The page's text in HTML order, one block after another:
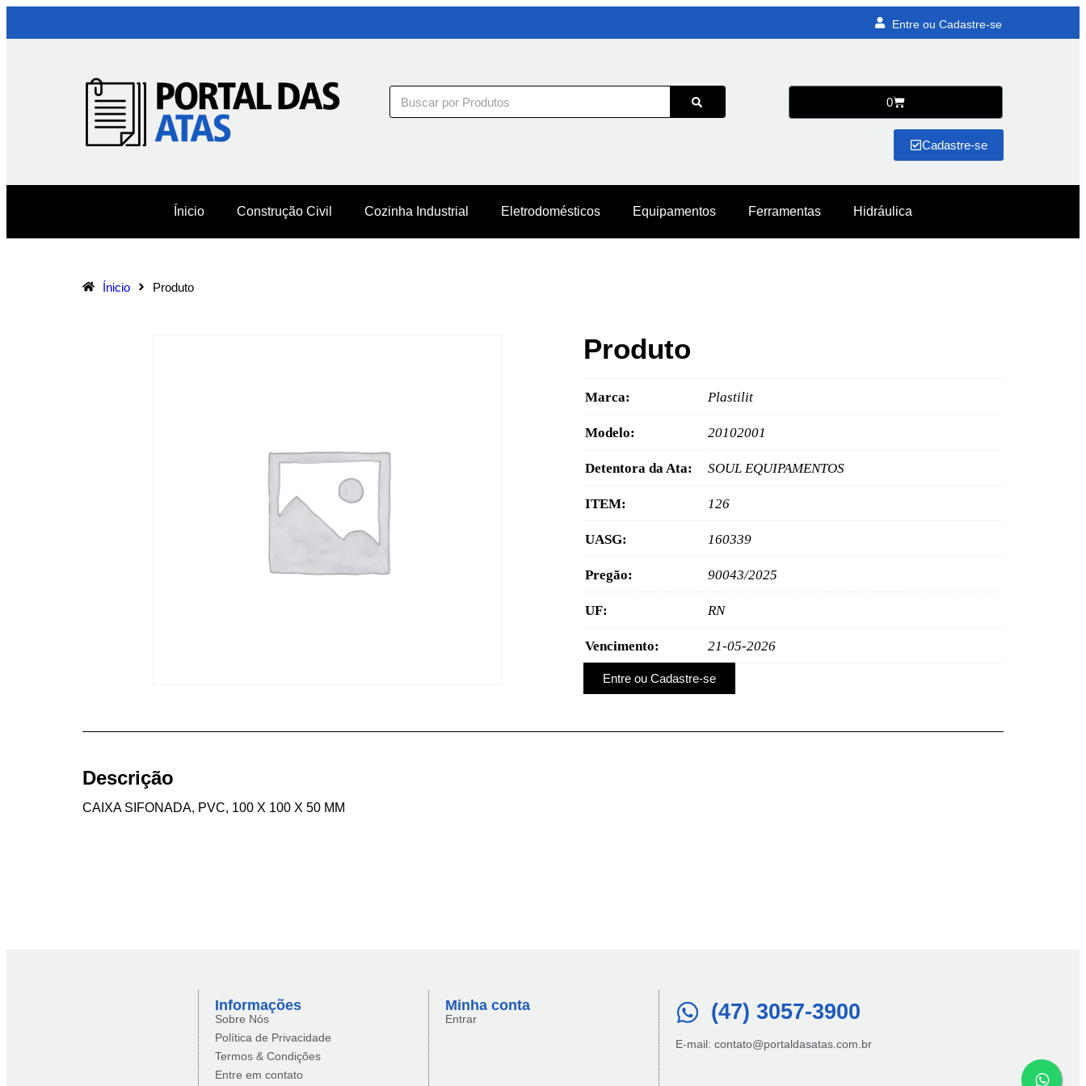
Entre ou Cadastre-se
0
Cadastre-se
Ínicio Construção Civil Cozinha Industrial Eletrodomésticos Equipamentos Ferramentas Hidráulica
Ínicio Produto
Produto
Marca: Plastilit
Modelo: 20102001
Detentora da Ata: SOUL EQUIPAMENTOS
ITEM: 126
UASG: 160339
Pregão: 90043/2025
UF: RN
Vencimento: 21-05-2026
Entre ou Cadastre-se
Descrição
CAIXA SIFONADA, PVC, 100 X 100 X 50 MM
Informações
Sobre Nós
Política de Privacidade
Termos & Condições
Entre em contato
Minha conta​
Entrar (47) 3057-3900
E-mail: contato@portaldasatas.com.br